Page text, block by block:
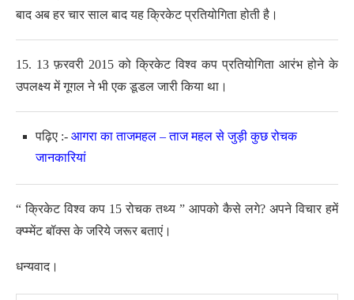
बाद अब हर चार साल बाद यह क्रिकेट प्रतियोगिता होती है।
15. 13 फ़रवरी 2015 को क्रिकेट विश्व कप प्रतियोगिता आरंभ होने के
उपलक्ष्य में गूगल ने भी एक डूडल जारी किया था।
पढ़िए :- आगरा का ताजमहल – ताज महल से जुड़ी कुछ रोचक
जानकारियां
“ क्रिकेट विश्व कप 15 रोचक तथ्य ” आपको कैसे लगे? अपने विचार हमें
क्प्म्मेंट बॉक्स के जरिये जरूर बताएं।
धन्यवाद।